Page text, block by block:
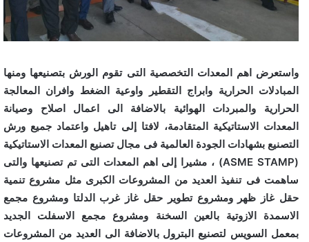
واستعرض اهم المعدات التخصصية التى تقوم الورش بتصنيعها ومنها
المبادلات الحرارية وابراج التقطير واوعية الضغط وافران المعالجة
الحرارية والمبردات الهوائية بالاضافة الى اعمال اصلاح وصيانة
المعدات الاستاتيكية المتقادمة، لافتا إلى تاهيل واعتماد جميع ورش
التصنيع بشهادات الجودة العالمية فى مجال تصنيع المعدات الاستاتيكية
(ASME STAMP) ، مشيرا إلى اهم المعدات التى تم تصنيعها والتى
ساهمت فى تنفيذ العديد من المشروعات الكبرى مثل مشروع تنمية
حقل غاز ظهر ومشروع تطوير حقل غاز غرب الدلتا ومشروع مجمع
الاسمدة الازوتية بالعين السخنة ومشروع مجمع الاسفلت الجديد
بمعمل السويس لتصنيع البترول بالاضافة الى العديد من المشروعات